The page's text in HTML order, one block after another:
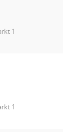
1
1